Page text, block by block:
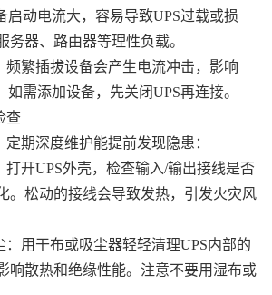
启动电流大，容易导致UPS过载或损
务器、路由器等理性负载。
频繁插拔设备会产生电流冲击，影响
如需添加设备，先关闭UPS再连接。
查
定期深度维护能提前发现隐患：
打开UPS外壳，检查输入/输出接线是否
。松动的接线会导致发热，引发火灾风
：用干布或吸尘器轻轻清理UPS内部的
响散热和绝缘性能。注意不要用湿布或